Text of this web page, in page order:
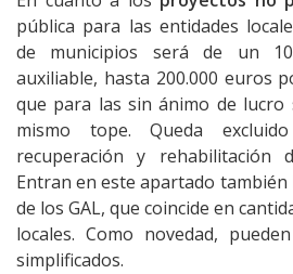
pública para las entidades
de municipios será de un
auxiliable, hasta 200.000 euros
que para las sin ánimo de lucro
mismo tope. Queda
recuperación y rehabilitación
Entran en este apartado
de los GAL, que coincide en
locales. Como novedad,
simplificados.